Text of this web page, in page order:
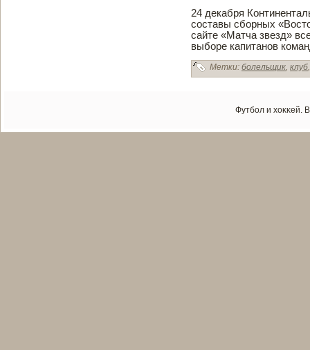
24 де­кабря
составы сборных
сайте «Матча зве­зд»
выборе капитанов
Метки: болельщик, клуб
Футбол и хоκκей.